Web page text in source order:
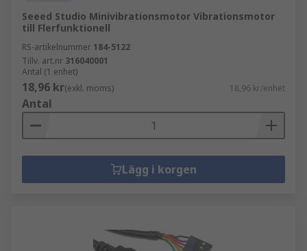
Seeed Studio Minivibrationsmotor Vibrationsmotor
till Flerfunktionell
RS-artikelnummer 184-5122
Tillv. art.nr 316040001
Antal (1 enhet)
18,96 kr(exkl. moms) 18,96 kr/enhet
Antal
Lägg i korgen